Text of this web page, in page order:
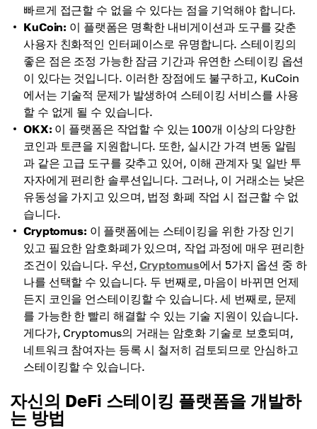
빠르게 접근할 수 없을 수 있다는 점을 기억해야 합니다.
KuCoin: 이 플랫폼은 명확한 내비게이션과 도구를 갖춘
사용자 친화적인 인터페이스로 유명합니다. 스테이킹의
좋은 점은 조정 가능한 잠금 기간과 유연한 스테이킹 옵션
이 있다는 것입니다. 이러한 장점에도 불구하고, KuCoin
에서는 기술적 문제가 발생하여 스테이킹 서비스를 사용
할 수 없게 될 수 있습니다.
OKX: 이 플랫폼은 작업할 수 있는 100개 이상의 다양한
코인과 토큰을 지원합니다. 또한, 실시간 가격 변동 알림
과 같은 고급 도구를 갖추고 있어, 이해 관계자 및 일반 투
자자에게 편리한 솔루션입니다. 그러나, 이 거래소는 낮은
유동성을 가지고 있으며, 법정 화폐 작업 시 접근할 수 없
습니다.
Cryptomus: 이 플랫폼에는 스테이킹을 위한 가장 인기
있고 필요한 암호화폐가 있으며, 작업 과정에 매우 편리한
조건이 있습니다. 우선,Cryptomus에서 5가지 옵션 중 하
나를 선택할 수 있습니다. 두 번째로, 마음이 바뀌면 언제
든지 코인을 언스테이킹할 수 있습니다. 세 번째로, 문제
를 가능한 한 빨리 해결할 수 있는 기술 지원이 있습니다.
게다가, Cryptomus의 거래는 암호화 기술로 보호되며,
네트워크 참여자는 등록 시 철저히 검토되므로 안심하고
스테이킹할 수 있습니다.
자신의 DeFi 스테이킹 플랫폼을 개발하
는 방법